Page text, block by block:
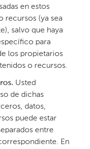
en estos
recursos (ya sea
salvo que haya
para
los propietarios
o recursos.
Usted
de dichas
datos,
puede estar
entre
En